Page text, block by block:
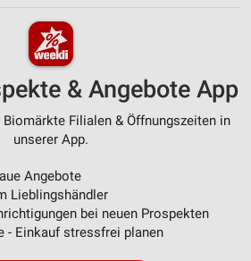
& Angebote App
Biomärkte Filialen & Öffnungszeiten in
unserer App.
Angebote
Lieblingshändler
bei neuen Prospekten
- Einkauf stressfrei planen